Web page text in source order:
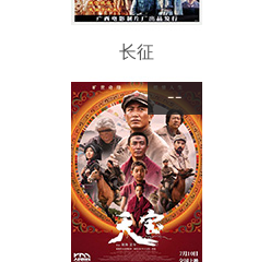
长征
--